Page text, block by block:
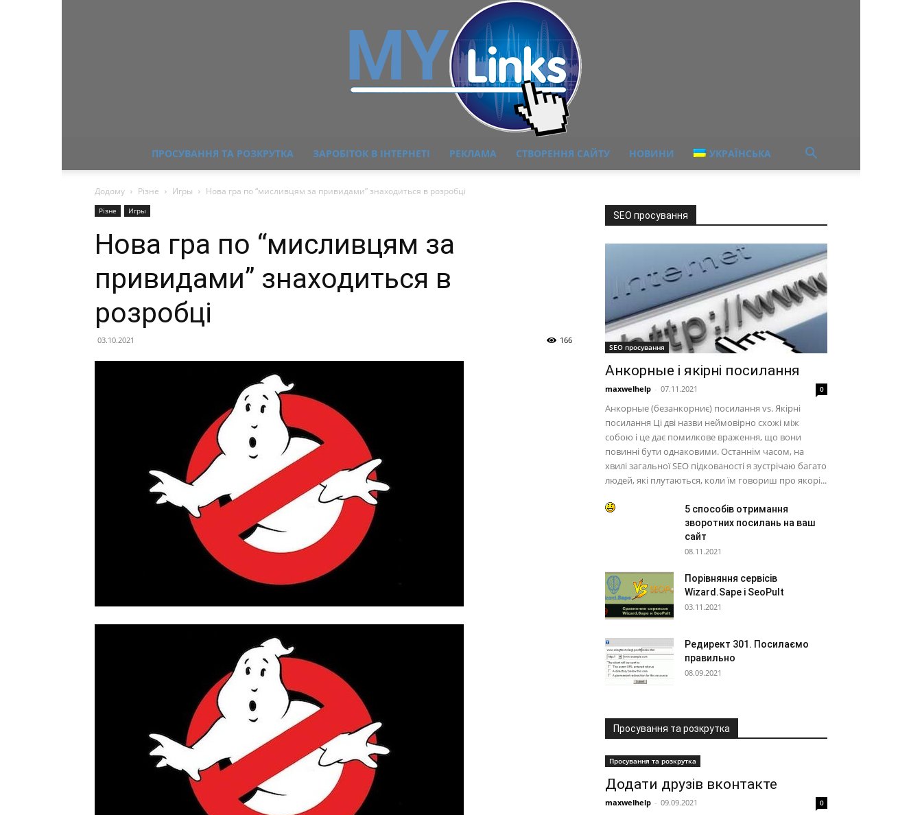
ПРОСУВАННЯ ТА РОЗКРУТКА ЗАРОБІТОК В ІНТЕРНЕТІ РЕКЛАМА СТВОРЕННЯ САЙТУ НОВИНИ УКРАЇНСЬКА
Додому Різне Игры Нова гра по “мисливцям за привидами” знаходиться в розробці
Різне Игры
Нова гра по “мисливцям за
привидами” знаходиться в
розробці
03.10.2021 166
SEO просування
SEO просування
Анкорные і якірні посилання
maxwelhelp - 07.11.2021 0
Анкорные (безанкорниє) посилання vs. Якірні
посилання Ці дві назви неймовірно схожі між
собою і це дає помилкове враження, що вони
повинні бути однаковими. Останнім часом, на
хвилі загальної SEO підкованості я зустрічаю багато
людей, які плутаються, коли їм говориш про якорі...
5 способів отримання
зворотних посилань на ваш
сайт
08.11.2021
Порівняння сервісів
Wizard.Sape і SeoPult
03.11.2021
Редирект 301. Посилаємо
правильно
08.09.2021
Просування та розкрутка
Просування та розкрутка
Додати друзів вконтакте
maxwelhelp - 09.09.2021 0